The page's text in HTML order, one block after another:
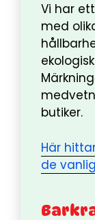
Vi har
med
butiker.
Här
de